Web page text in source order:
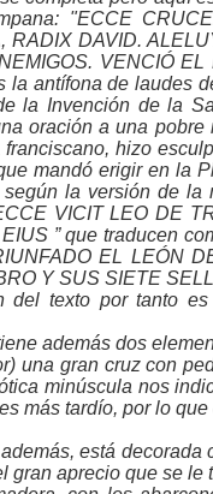
"ECCE
RADIX DAVID.
VENCIÓ
la antífona de laudes
la Invención de la
oración a una pobre
franciscano, hizo
mandó erigir en la
la versión de la
VICIT LEO DE
” que traducen
EL LEÓN
Y SUS SIETE
del texto por tanto
además dos
una gran cruz con
minúscula nos
más tardío, por lo
está decorada
gran aprecio que se le